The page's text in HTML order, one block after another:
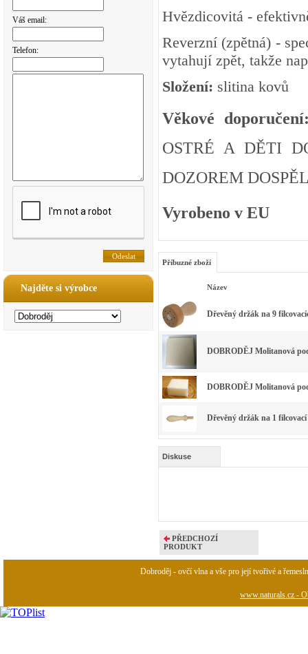
Váš email:
Telefon:
Najděte si výrobce
Hvězdicovitá -
Reverzní (zpětná) - s
vytahují zpět, takže
Složení: slitina kovů
Věkové
OSTRÉ A DĚTI
DOZOREM
Vyrobeno v EU
Příbuzné zboží
Název
Dřevěný držák na 9
DOBRODĚJ Molitanová
DOBRODĚJ Molitanová
Dřevěný držák na 1
Diskuse
PŘEDCHOZÍ
PRODUKT
Dobroděj - ovčí vlna a vše pro její tvořivé a
www.naturals.cz -